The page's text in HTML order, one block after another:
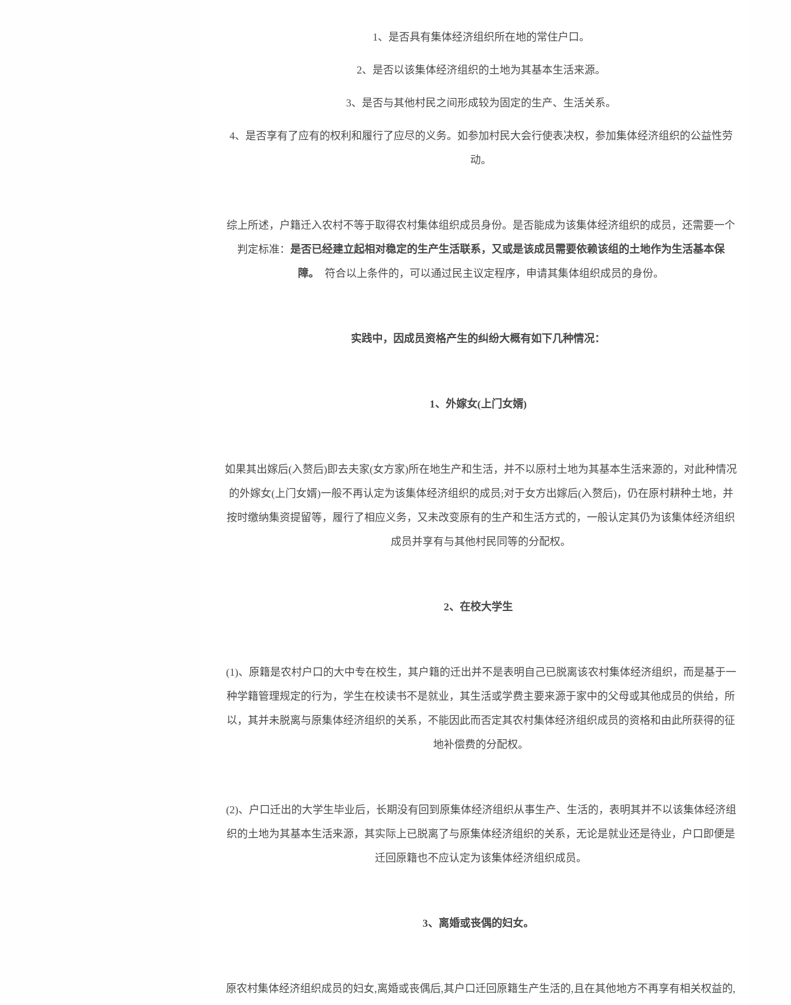
1、是否具有集体经济组织所在地的常住户口。
2、是否以该集体经济组织的土地为其基本生活来源。
3、是否与其他村民之间形成较为固定的生产、生活关系。
4、是否享有了应有的权利和履行了应尽的义务。如参加村民大会行使表决权，参加集体经济组织的公益性劳
动。
综上所述，户籍迁入农村不等于取得农村集体组织成员身份。是否能成为该集体经济组织的成员，还需要一个
判定标准： 是否已经建立起相对稳定的生产生活联系，又或是该成员需要依赖该组的土地作为生活基本保
障。 符合以上条件的，可以通过民主议定程序，申请其集体组织成员的身份。
实践中，因成员资格产生的纠纷大概有如下几种情况：
1、外嫁女(上门女婿)
如果其出嫁后(入赘后)即去夫家(女方家)所在地生产和生活，并不以原村土地为其基本生活来源的，对此种情况
的外嫁女(上门女婿)一般不再认定为该集体经济组织的成员;对于女方出嫁后(入赘后)，仍在原村耕种土地，并
按时缴纳集资提留等，履行了相应义务，又未改变原有的生产和生活方式的，一般认定其仍为该集体经济组织
成员并享有与其他村民同等的分配权。
2、在校大学生
(1)、原籍是农村户口的大中专在校生，其户籍的迁出并不是表明自己已脱离该农村集体经济组织，而是基于一
种学籍管理规定的行为，学生在校读书不是就业，其生活或学费主要来源于家中的父母或其他成员的供给，所
以，其并未脱离与原集体经济组织的关系，不能因此而否定其农村集体经济组织成员的资格和由此所获得的征
地补偿费的分配权。
(2)、户口迁出的大学生毕业后，长期没有回到原集体经济组织从事生产、生活的，表明其并不以该集体经济组
织的土地为其基本生活来源，其实际上已脱离了与原集体经济组织的关系，无论是就业还是待业，户口即便是
迁回原籍也不应认定为该集体经济组织成员。
3、离婚或丧偶的妇女。
原农村集体经济组织成员的妇女,离婚或丧偶后,其户口迁回原籍生产生活的,且在其他地方不再享有相关权益的,